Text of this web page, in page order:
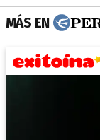
MÁS EN